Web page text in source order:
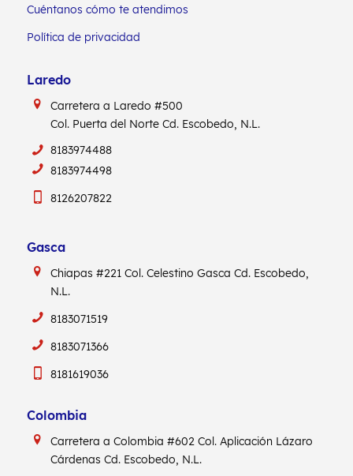
Cuéntanos cómo te atendimos
Política de privacidad
Laredo
Carretera a Laredo #500
Col. Puerta del Norte Cd. Escobedo, N.L.
8183974488
8183974498
8126207822
Gasca
Chiapas #221Col. Celestino GascaCd. Escobedo,
N.L.
8183071519
8183071366
8181619036
Colombia
Carretera a Colombia #602Col. Aplicación Lázaro
CárdenasCd. Escobedo, N.L.